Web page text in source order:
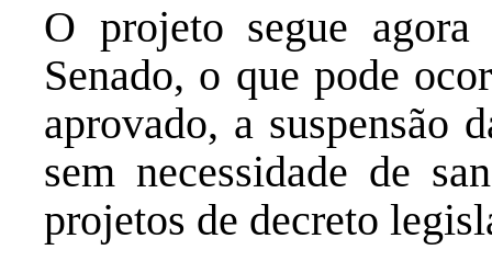
O projeto segue
Senado, o que pode
aprovado, a suspensão
sem necessidade de
projetos de decreto